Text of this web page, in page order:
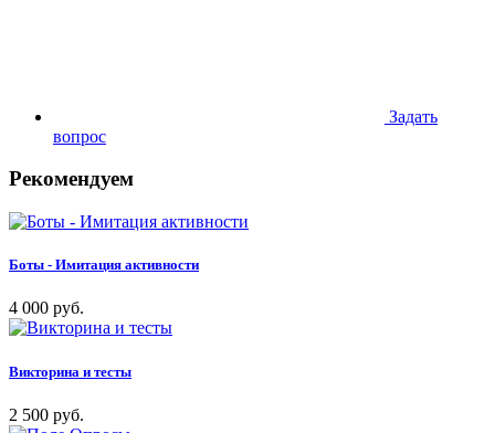
Задать
вопрос
Рекомендуем
Боты - Имитация активности
4 000 руб.
Викторина и тесты
2 500 руб.